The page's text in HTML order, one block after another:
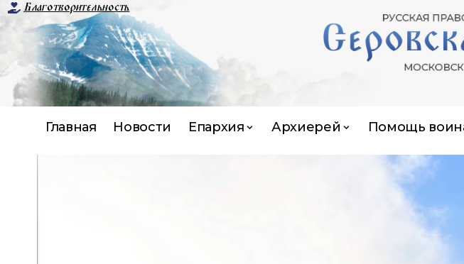
Благотворительность
Главная Новости Епархия Архиерей Помощь